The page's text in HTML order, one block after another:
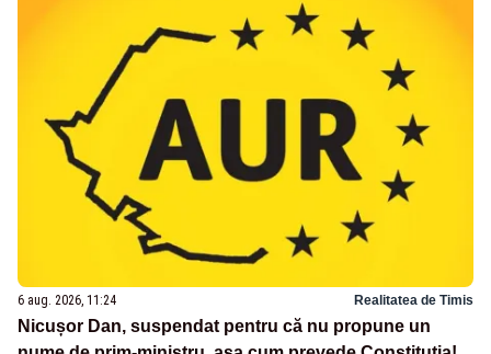
6 aug. 2026, 11:24 Realitatea de Timis
Nicușor Dan, suspendat pentru că nu propune un